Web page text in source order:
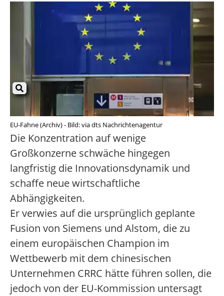
EU-Fahne (Archiv) - Bild: via dts Nachrichtenagentur
Die Konzentration auf wenige
Großkonzerne schwäche hingegen
langfristig die Innovationsdynamik und
schaffe neue wirtschaftliche
Abhängigkeiten.
Er verwies auf die ursprünglich geplante
Fusion von Siemens und Alstom, die zu
einem europäischen Champion im
Wettbewerb mit dem chinesischen
Unternehmen CRRC hätte führen sollen, die
jedoch von der EU-Kommission untersagt